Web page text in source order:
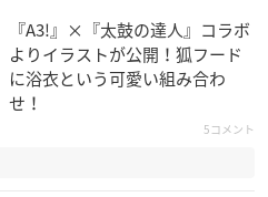
『A3!』×『太鼓の達人』コラボ
よりイラストが公開！狐フード
に浴衣という可愛い組み合わ
せ！
5コメント